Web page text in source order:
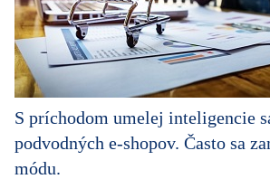
S príchodom umelej inteligencie
podvodných e-shopov. Často sa
módu.